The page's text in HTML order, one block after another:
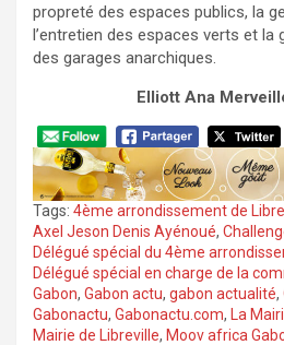
propreté des espaces publics, la
l’entretien des espaces verts et la
des garages anarchiques.
Elliott Ana
Tags: 4ème arrondissement de
Axel Jeson Denis Ayénoué,
Délégué spécial du 4ème
Délégué spécial en charge de la
Gabon, Gabon actu, gabon actualité,
Gabonactu, Gabonactu.com, La
Mairie de Libreville, Moov africa